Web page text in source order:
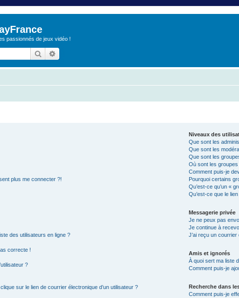
passionnés de jeux vidéo !
Rechercher
plus me connecter ?!
des utilisateurs en ligne ?
correcte !
?
sur le lien de courrier électronique d’un utilisateur ?
Niveaux des
Que sont les
Que sont les
Que sont les
Où sont les groupes
Comment puis-je
Pourquoi certains
Qu’est-ce qu’un «
Qu’est-ce que le lien
Messagerie privée
Je ne peux pas
Je continue à
J’ai reçu un
Amis et ignorés
À quoi sert ma liste
Comment puis-je
Recherche dans
Comment puis-je